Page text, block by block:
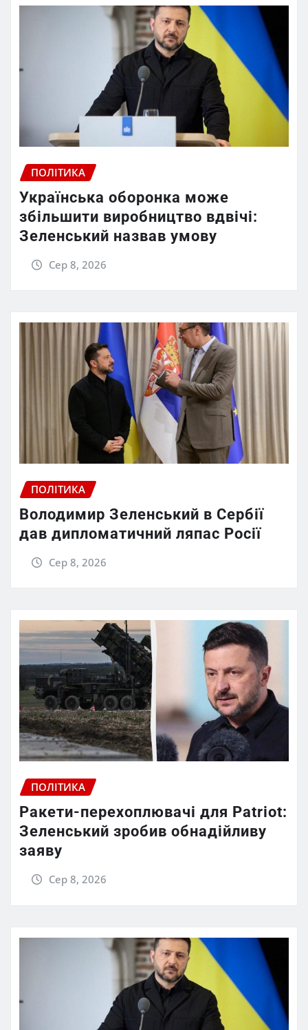
ПОЛІТИКА
Українська оборонка може
збільшити виробництво вдвічі:
Зеленський назвав умову
Сер 8, 2026
ПОЛІТИКА
Володимир Зеленський в Сербії
дав дипломатичний ляпас Росії
Сер 8, 2026
ПОЛІТИКА
Ракети-перехоплювачі для Patriot:
Зеленський зробив обнадійливу
заяву
Сер 8, 2026